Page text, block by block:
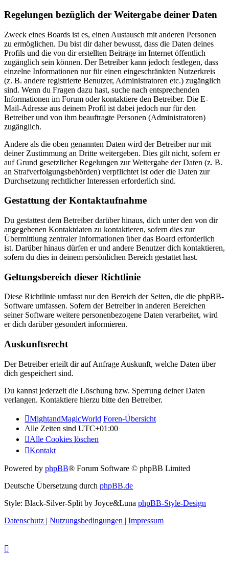
Regelungen bezüglich der Weitergabe deiner Daten
Zweck eines Boards ist es, einen Austausch mit anderen Personen
zu ermöglichen. Du bist dir daher bewusst, dass die Daten deines
Profils und die von dir erstellten Beiträge im Internet öffentlich
zugänglich sein können. Der Betreiber kann jedoch festlegen, dass
einzelne Informationen nur für einen eingeschränkten Nutzerkreis
(z. B. andere registrierte Benutzer, Administratoren etc.) zugänglich
sind. Wenn du Fragen dazu hast, suche nach entsprechenden
Informationen im Forum oder kontaktiere den Betreiber. Die E-
Mail-Adresse aus deinem Profil ist dabei jedoch nur für den
Betreiber und von ihm beauftragte Personen (Administratoren)
zugänglich.
Andere als die oben genannten Daten wird der Betreiber nur mit
deiner Zustimmung an Dritte weitergeben. Dies gilt nicht, sofern er
auf Grund gesetzlicher Regelungen zur Weitergabe der Daten (z. B.
an Strafverfolgungsbehörden) verpflichtet ist oder die Daten zur
Durchsetzung rechtlicher Interessen erforderlich sind.
Gestattung der Kontaktaufnahme
Du gestattest dem Betreiber darüber hinaus, dich unter den von dir
angegebenen Kontaktdaten zu kontaktieren, sofern dies zur
Übermittlung zentraler Informationen über das Board erforderlich
ist. Darüber hinaus dürfen er und andere Benutzer dich kontaktieren,
sofern du dies in deinem persönlichen Bereich gestattet hast.
Geltungsbereich dieser Richtlinie
Diese Richtlinie umfasst nur den Bereich der Seiten, die die phpBB-
Software umfassen. Sofern der Betreiber in anderen Bereichen
seiner Software weitere personenbezogene Daten verarbeitet, wird
er dich darüber gesondert informieren.
Auskunftsrecht
Der Betreiber erteilt dir auf Anfrage Auskunft, welche Daten über
dich gespeichert sind.
Du kannst jederzeit die Löschung bzw. Sperrung deiner Daten
verlangen. Kontaktiere hierzu bitte den Betreiber.
MightandMagicWorld Foren-Übersicht
Alle Zeiten sind UTC+01:00
Alle Cookies löschen
Kontakt
Powered by phpBB® Forum Software © phpBB Limited
Deutsche Übersetzung durch phpBB.de
Style: Black-Silver-Split by Joyce&Luna phpBB-Style-Design
Datenschutz | Nutzungsbedingungen | Impressum